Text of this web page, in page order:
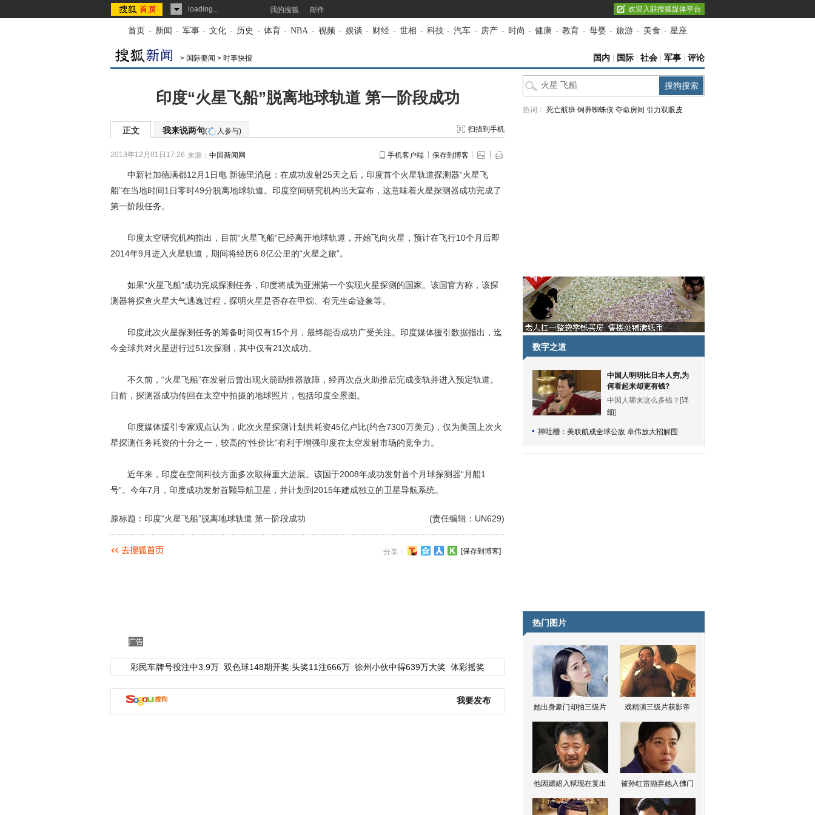
loading... 我的搜狐 邮件 欢迎入驻搜狐媒体平台
首页 - 新闻 - 军事 - 文化 - 历史 - 体育 - NBA - 视频 - 娱谈 - 财经 - 世相 - 科技 - 汽车 - 房产 - 时尚 - 健康 - 教育 - 母婴 - 旅游 - 美食 - 星座
> 国际要闻 > 时事快报 国内 国际 社会 军事 评论
印度“火星飞船”脱离地球轨道 第一阶段成功
正文 我来说两句( 人参与) 扫描到手机
2013年12月01日17:26 来源： 中国新闻网 手机客户端 保存到博客
中新社加德满都12月1日电 新德里消息：在成功发射25天之后，印度首个火星轨道探测器“火星飞
船”在当地时间1日零时49分脱离地球轨道。印度空间研究机构当天宣布，这意味着火星探测器成功完成了
第一阶段任务。
印度太空研究机构指出，目前“火星飞船”已经离开地球轨道，开始飞向火星，预计在飞行10个月后即
2014年9月进入火星轨道，期间将经历6.8亿公里的“火星之旅”。
如果“火星飞船”成功完成探测任务，印度将成为亚洲第一个实现火星探测的国家。该国官方称，该探
测器将探查火星大气逃逸过程，探明火星是否存在甲烷、有无生命迹象等。
印度此次火星探测任务的筹备时间仅有15个月，最终能否成功广受关注。印度媒体援引数据指出，迄
今全球共对火星进行过51次探测，其中仅有21次成功。
不久前，“火星飞船”在发射后曾出现火箭助推器故障，经再次点火助推后完成变轨并进入预定轨道。
日前，探测器成功传回在太空中拍摄的地球照片，包括印度全景图。
印度媒体援引专家观点认为，此次火星探测计划共耗资45亿卢比(约合7300万美元)，仅为美国上次火
星探测任务耗资的十分之一，较高的“性价比”有利于增强印度在太空发射市场的竞争力。
近年来，印度在空间科技方面多次取得重大进展。该国于2008年成功发射首个月球探测器“月船1
号”。今年7月，印度成功发射首颗导航卫星，并计划到2015年建成独立的卫星导航系统。
(责任编辑：UN629)
原标题：印度“火星飞船”脱离地球轨道 第一阶段成功
分享： [保存到博客]
广告
彩民车牌号投注中3.9万 双色球148期开奖:头奖11注666万 徐州小伙中得639万大奖 体彩摇奖
我要发布
热词： 死亡航班 饲养蜘蛛侠 夺命房间 引力双眼皮
数字之道
中国人明明比日本人穷,为
何看起来却更有钱?
中国人哪来这么多钱？[详
细]
神吐槽： 美联航成全球公敌 卓伟放大招解围
热门图片
她出身豪门却拍三级片 戏精演三级片获影帝
他因嫖娼入狱现在复出 被孙红雷抛弃她入佛门